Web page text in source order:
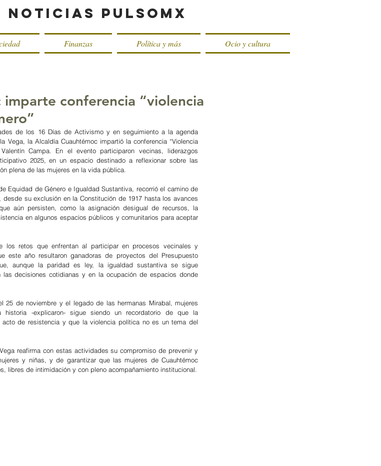
Noticias PulsoMX
Finanzas Política y más Ocio y cultura
imparte conferencia “violencia
de los 16 Días de Activismo y en seguimiento a la agenda
Vega, la Alcaldía Cuauhtémoc impartió la conferencia “Violencia
Campa. En el evento participaron vecinas, liderazgos
2025, en un espacio destinado a reflexionar sobre las
plena de las mujeres en la vida pública.
Equidad de Género e Igualdad Sustantiva, recorrió el camino de
su exclusión en la Constitución de 1917 hasta los avances
aún persisten, como la asignación desigual de recursos, la
en algunos espacios públicos y comunitarios para aceptar
los retos que enfrentan al participar en procesos vecinales y
este año resultaron ganadoras de proyectos del Presupuesto
aunque la paridad es ley, la igualdad sustantiva se sigue
decisiones cotidianas y en la ocupación de espacios donde
25 de noviembre y el legado de las hermanas Mirabal, mujeres
-explicaron- sigue siendo un recordatorio de que la
de resistencia y que la violencia política no es un tema del
reafirma con estas actividades su compromiso de prevenir y
y niñas, y de garantizar que las mujeres de Cuauhtémoc
libres de intimidación y con pleno acompañamiento institucional.